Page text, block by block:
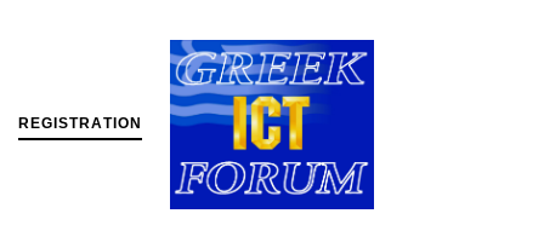
REGISTRATION